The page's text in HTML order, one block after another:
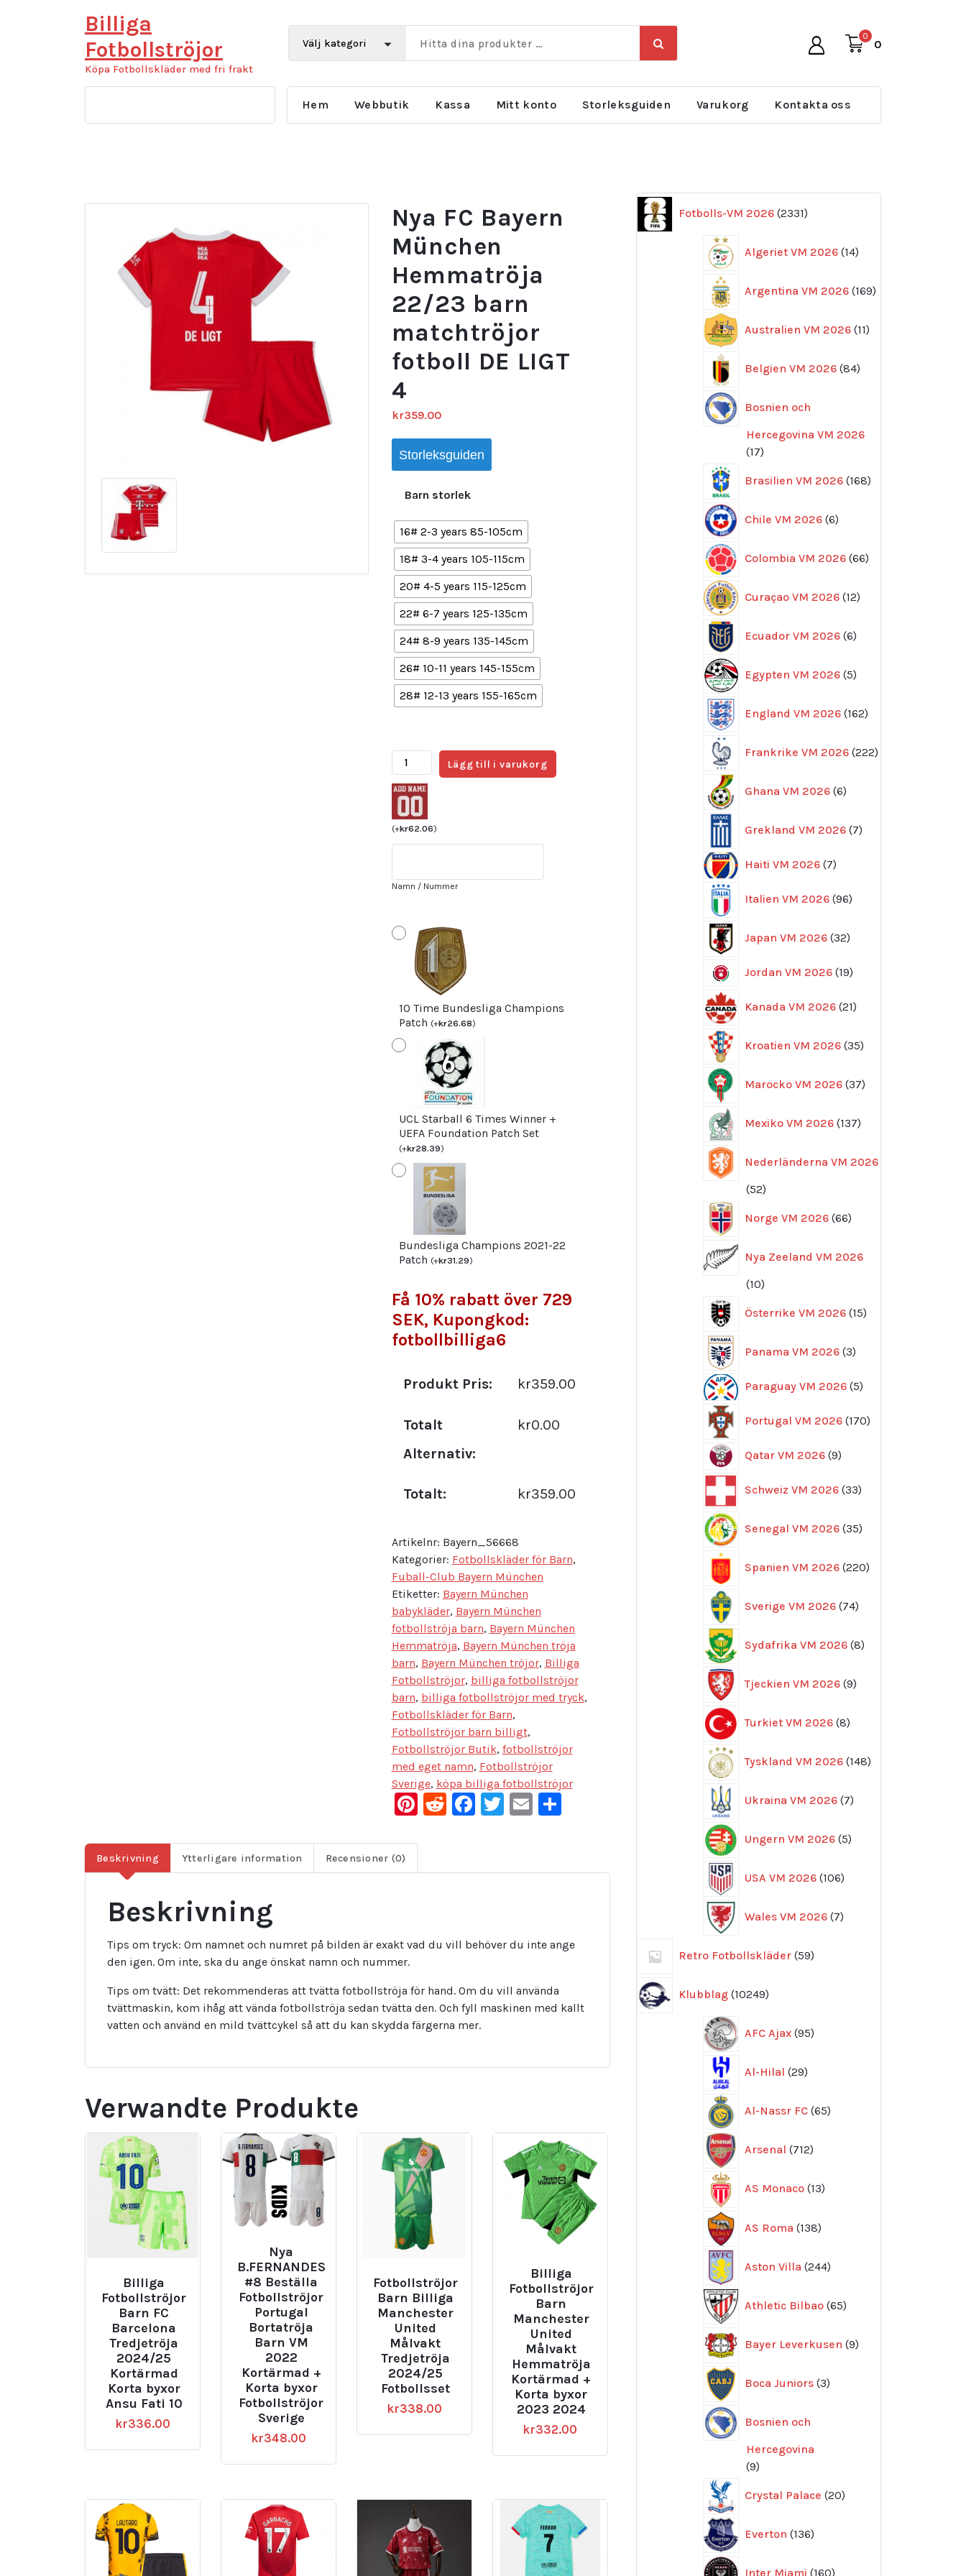
Billiga
Fotbollströjor
Köpa Fotbollskläder med fri frakt
0
0
Hem Webbutik Kassa Mitt konto Storleksguiden Varukorg Kontakta oss
Nya FC Bayern
München
Hemmatröja
22/23 barn
matchtröjor
fotboll DE LIGT
4
kr359.00
Storleksguiden
Barn storlek
16# 2-3 years 85-105cm
18# 3-4 years 105-115cm
20# 4-5 years 115-125cm
22# 6-7 years 125-135cm
24# 8-9 years 135-145cm
26# 10-11 years 145-155cm
28# 12-13 years 155-165cm
Nya
FC
Bayern
München
Hemmatröja
22/23
matchtröjor
LIGT
mängd
Lägg till i varukorg
(+kr62.06)
Namn / Nummer
10 Time Bundesliga Champions
Patch (+kr26.68)
UCL Starball 6 Times Winner +
UEFA Foundation Patch Set
(+kr28.39)
Bundesliga Champions 2021-22
Patch (+kr31.29)
Få 10% rabatt över 729
SEK, Kupongkod:
fotbollbilliga6
Produkt Pris: kr359.00
Totalt
Alternativ:
kr0.00
Totalt: kr359.00
Artikelnr: Bayern_56668
Kategorier: Fotbollskläder för Barn,
Fuball-Club Bayern München
Etiketter: Bayern München
babykläder, Bayern München
fotbollströja barn, Bayern München
Hemmatröja, Bayern München tröja
barn, Bayern München tröjor, Billiga
Fotbollströjor, billiga fotbollströjor
barn, billiga fotbollströjor med tryck,
Fotbollskläder för Barn,
Fotbollströjor barn billigt,
Fotbollströjor Butik, fotbollströjor
med eget namn, Fotbollströjor
Sverige, köpa billiga fotbollströjor
Pinterest
Reddit
Facebook
Twitter
Email
Dela
Beskrivning Ytterligare information Recensioner (0)
Beskrivning
Tips om tryck: Om namnet och numret på bilden är exakt vad du vill behöver du inte ange
den igen. Om inte, ska du ange önskat namn och nummer.
Tips om tvätt: Det rekommenderas att tvätta fotbollströja för hand. Om du vill använda
tvättmaskin, kom ihåg att vända fotbollströja sedan tvätta den. Och fyll maskinen med kallt
vatten och använd en mild tvättcykel så att du kan skydda färgerna mer.
Verwandte Produkte
Billiga
Fotbollströjor
Barn FC
Barcelona
Tredjetröja
2024/25
Kortärmad
Korta byxor
Ansu Fati 10
kr336.00
Nya
B.FERNANDES
#8 Beställa
Fotbollströjor
Portugal
Bortatröja
Barn VM
2022
Kortärmad +
Korta byxor
Fotbollströjor
Sverige
kr348.00
Fotbollströjor
Barn Billiga
Manchester
United
Målvakt
Tredjetröja
2024/25
Fotbollsset
kr338.00
Billiga
Fotbollströjor
Barn
Manchester
United
Målvakt
Hemmatröja
Kortärmad +
Korta byxor
2023 2024
kr332.00
Fotbolls-VM 2026 2331
produkter
Algeriet VM 2026 14
produkter
Argentina VM 2026 169
produkter
Australien VM 2026 11
produkter
Belgien VM 2026 84
produkter
Bosnien och
Hercegovina VM 2026
1717
Brasilien VM 2026 168
produkter
Chile VM 2026 6
produkter
Colombia VM 2026 66
produkter
Curaçao VM 2026 12
produkter
Ecuador VM 2026 6
produkter
Egypten VM 2026 5
produkter
England VM 2026 162
produkter
Frankrike VM 2026 222
produkter
Ghana VM 2026 6
produkter
Grekland VM 2026 7
produkter
Haiti VM 2026 77
Italien VM 2026 96
produkter
Japan VM 2026 32
produkter
Jordan VM 2026 1919
Kanada VM 2026 21
produkter
Kroatien VM 2026 35
produkter
Marocko VM 2026 37
produkter
Mexiko VM 2026 137
produkter
Nederländerna VM 2026
5252
Norge VM 2026 66
produkter
Nya Zeeland VM 2026
1010
Österrike VM 2026 15
produkter
Panama VM 2026 3
produkter
Paraguay VM 2026 55
Portugal VM 2026 170
produkter
Qatar VM 2026 99
Schweiz VM 2026 33
produkter
Senegal VM 2026 35
produkter
Spanien VM 2026 220
produkter
Sverige VM 2026 74
produkter
Sydafrika VM 2026 8
produkter
Tjeckien VM 2026 9
produkter
Turkiet VM 2026 8
produkter
Tyskland VM 2026 148
produkter
Ukraina VM 2026 7
produkter
Ungern VM 2026 5
produkter
USA VM 2026 106
produkter
Wales VM 2026 7
produkter
Retro Fotbollskläder 59
produkter
Klubblag 10249
produkter
AFC Ajax 95
produkter
Al-Hilal 29
produkter
Al-Nassr FC 65
produkter
Arsenal 712
produkter
AS Monaco 13
produkter
AS Roma 138
produkter
Aston Villa 244
produkter
Athletic Bilbao 65
produkter
Bayer Leverkusen 9
produkter
Boca Juniors 3
produkter
Bosnien och
Hercegovina
99
Crystal Palace 20
produkter
Everton 136
produkter
Inter Miami 160